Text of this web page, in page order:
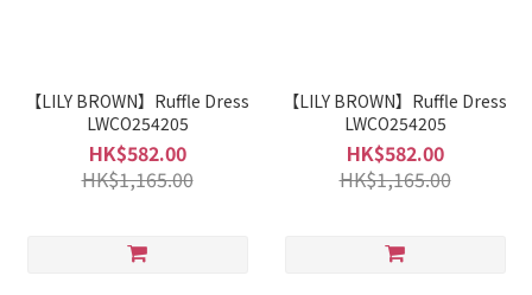
【LILY BROWN】Ruffle Dress
LWCO254205
HK$582.00
HK$1,165.00
【LILY BROWN】Ruffle Dress
LWCO254205
HK$582.00
HK$1,165.00